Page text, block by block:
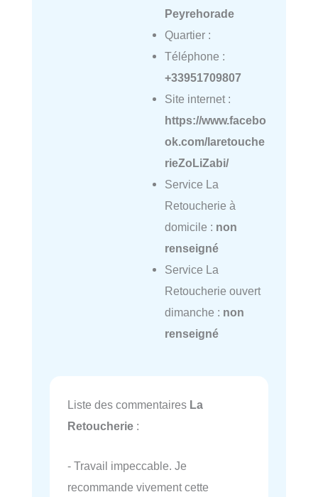
Peyrehorade
Quartier :
Téléphone :
+33951709807
Site internet :
https://www.facebo
ok.com/laretouche
rieZoLiZabi/
Service La
Retoucherie à
domicile : non
renseigné
Service La
Retoucherie ouvert
dimanche : non
renseigné
Liste des commentaires La
Retoucherie :
- Travail impeccable. Je
recommande vivement cette